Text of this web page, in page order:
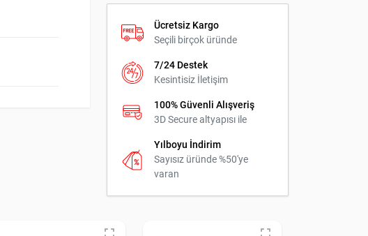
Ücretsiz Kargo
Seçili birçok üründe
7/24 Destek
Kesintisiz İletişim
100% Güvenli Alışveriş
3D Secure altyapısı ile
Yılboyu İndirim
Sayısız üründe %50'ye
varan